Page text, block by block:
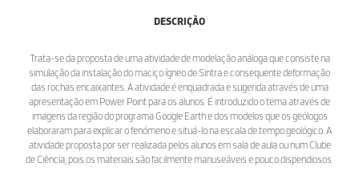
DESCRIÇÃO
Trata-se da proposta de uma atividade de modelação análoga que consiste na
simulação da instalação do maciço ígneo de Sintra e consequente deformação
das rochas encaixantes. A atividade é enquadrada e sugerida através de uma
apresentação em Power Point para os alunos. É introduzido o tema através de
imagens da região do programa Google Earth e dos modelos que os geólogos
elaboraram para explicar o fenómeno e situá-lo na escala de tempo geológico. A
atividade proposta por ser realizada pelos alunos em sala de aula ou num Clube
de Ciência, pois os materiais são facilmente manuseáveis e pouco dispendiosos.